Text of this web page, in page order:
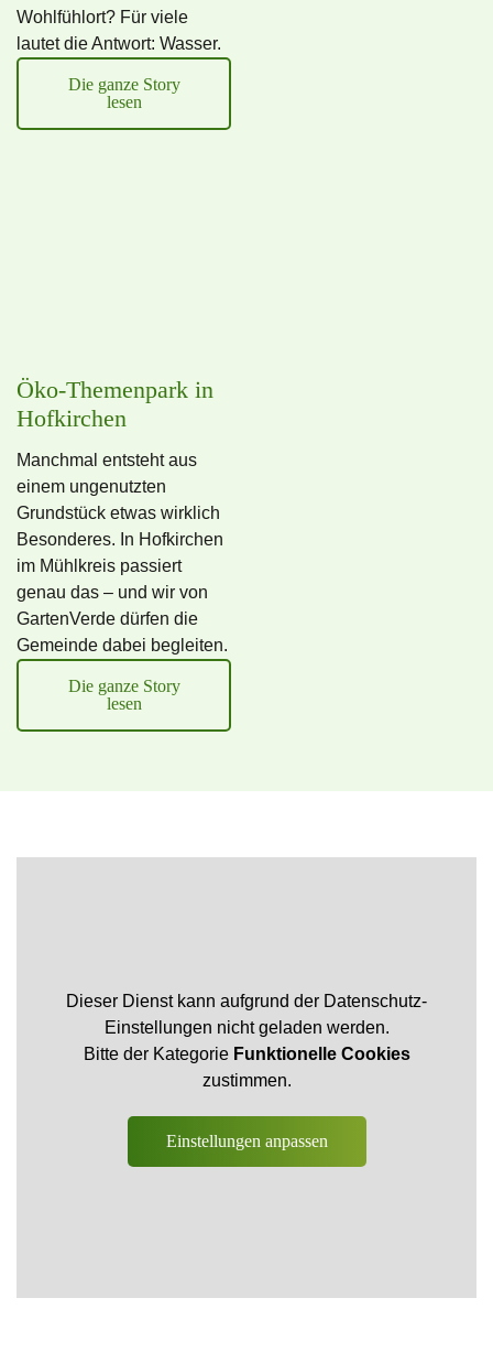
Wohlfühlort? Für viele
lautet die Antwort: Wasser.
Die ganze Story
lesen
Öko-Themenpark in
Hofkirchen
Manchmal entsteht aus
einem ungenutzten
Grundstück etwas wirklich
Besonderes. In Hofkirchen
im Mühlkreis passiert
genau das – und wir von
GartenVerde dürfen die
Gemeinde dabei begleiten.
Die ganze Story
lesen
Dieser Dienst kann aufgrund der Datenschutz-
Einstellungen nicht geladen werden.
Bitte der Kategorie Funktionelle Cookies
zustimmen.
Einstellungen anpassen